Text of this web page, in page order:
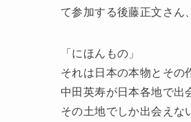
て参加する後藤正文さん
「にほんもの」
それは日本の本物とその
中田英寿が日本各地で出
その土地でしか出会えな